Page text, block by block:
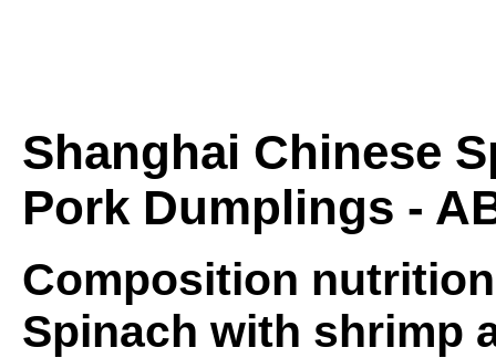
Shanghai Chinese
Pork Dumplings -
Composition
Spinach with shrimp